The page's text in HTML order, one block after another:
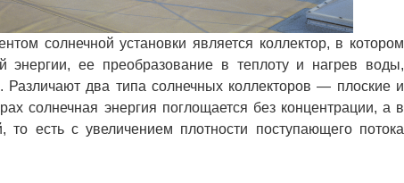
солнечной установки является коллектор, в котором
энергии, ее преобразование в теплоту и нагрев воды,
Различают два типа солнечных коллекторов — плоские и
солнечная энергия поглощается без концентрации, а в
есть с увеличением плотности поступающего потока